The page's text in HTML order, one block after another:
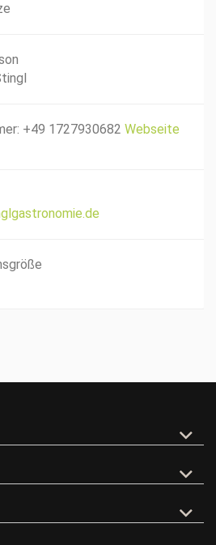
+49 1727930682 Webseite